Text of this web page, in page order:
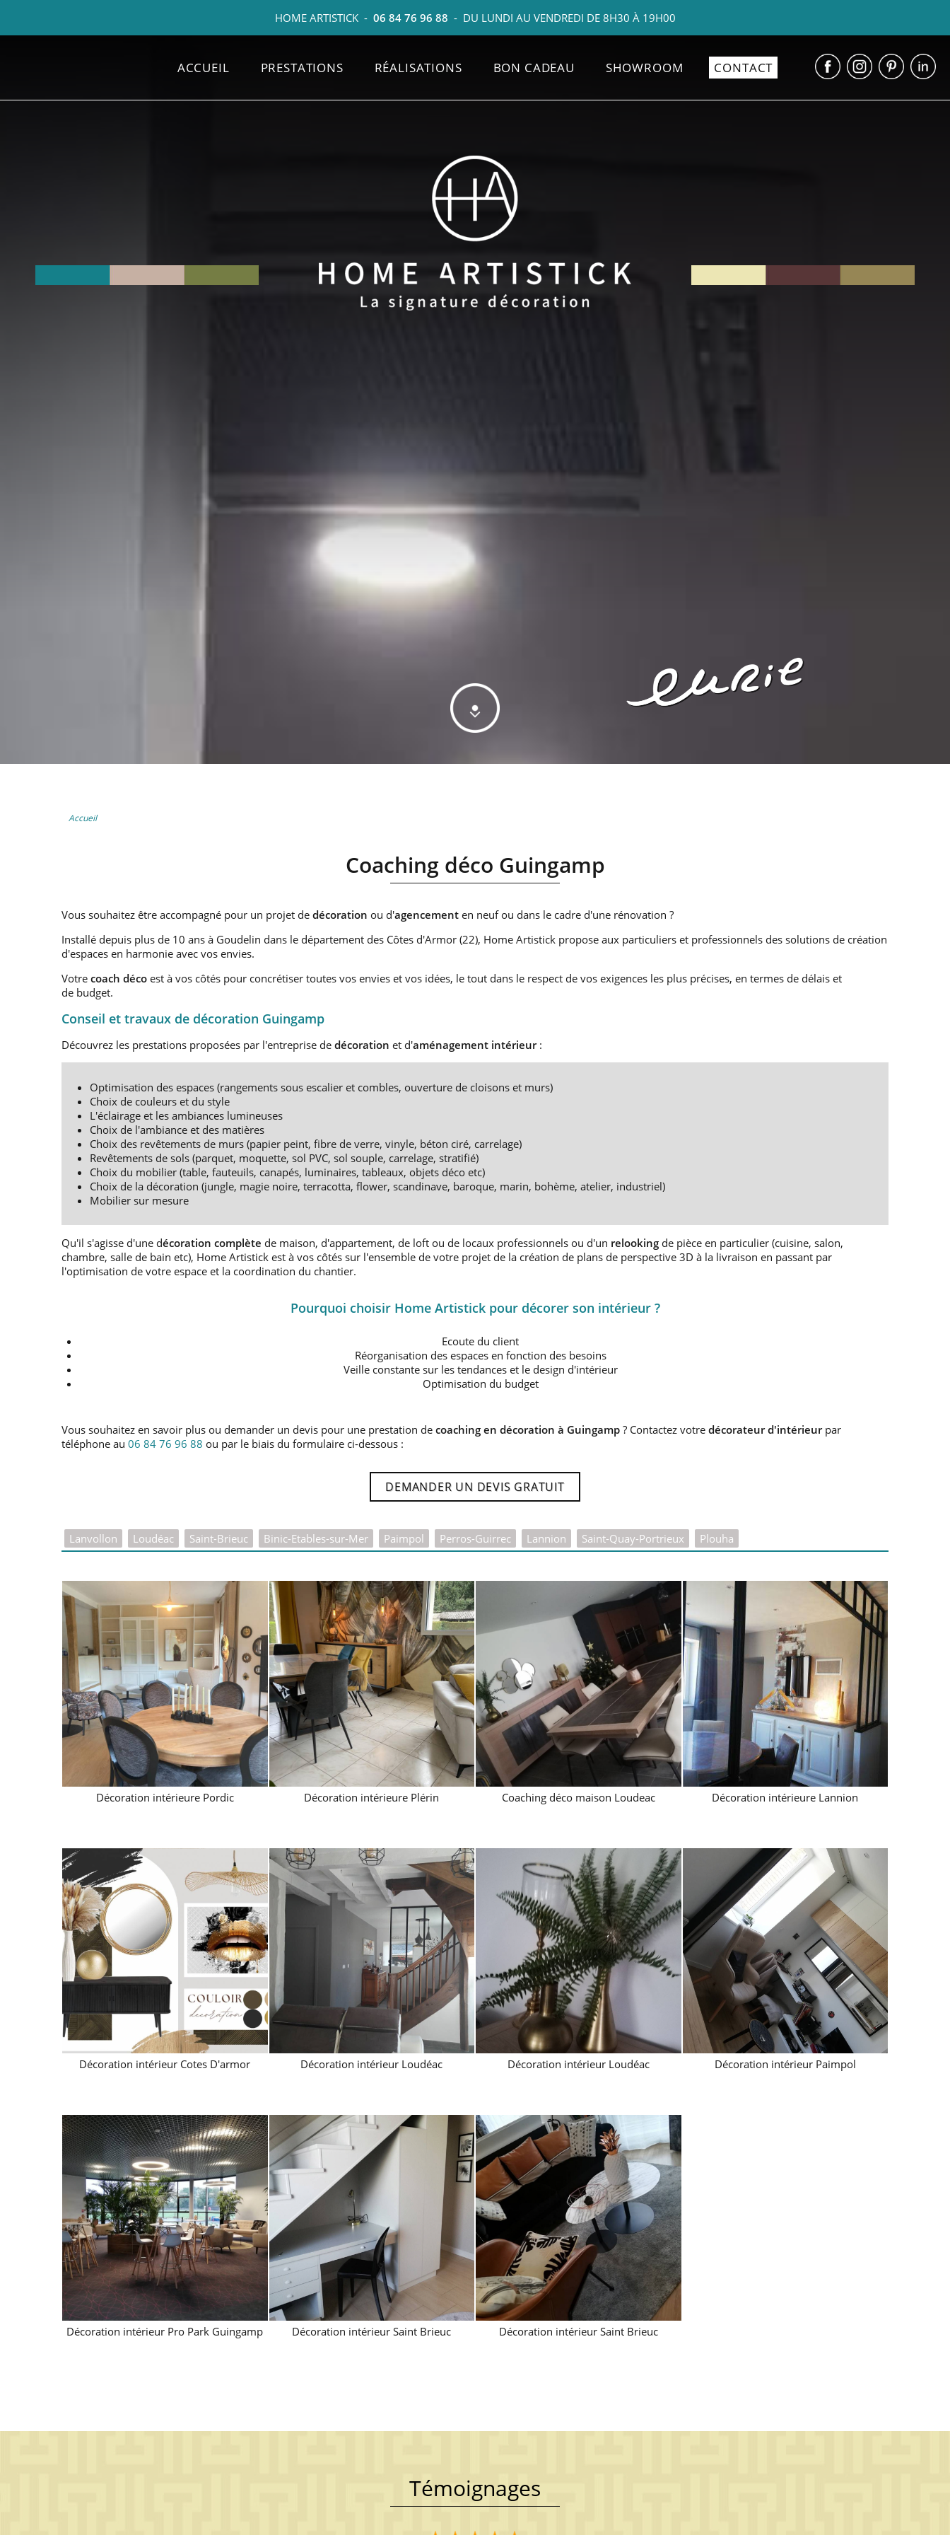
HOME ARTISTICK - 06 84 76 96 88 - DU LUNDI AU VENDREDI DE 8H30 À 19H00
ACCUEIL PRESTATIONS RÉALISATIONS BON CADEAU SHOWROOM CONTACT
Accueil
Coaching déco Guingamp
Vous souhaitez être accompagné pour un projet de décoration ou d'agencement en neuf ou dans le cadre d'une rénovation ?
Installé depuis plus de 10 ans à Goudelin dans le département des Côtes d'Armor (22), Home Artistick propose aux particuliers et professionnels des solutions de création
d'espaces en harmonie avec vos envies.
Votre coach déco est à vos côtés pour concrétiser toutes vos envies et vos idées, le tout dans le respect de vos exigences les plus précises, en termes de délais et
de budget.
Conseil et travaux de décoration Guingamp
Découvrez les prestations proposées par l'entreprise de décoration et d'aménagement intérieur:
Optimisation des espaces (rangements sous escalier et combles, ouverture de cloisons et murs)
Choix de couleurs et du style
L'éclairage et les ambiances lumineuses
Choix de l'ambiance et des matières
Choix des revêtements de murs (papier peint, fibre de verre, vinyle, béton ciré, carrelage)
Revêtements de sols (parquet, moquette, sol PVC, sol souple, carrelage, stratifié)
Choix du mobilier (table, fauteuils, canapés, luminaires, tableaux, objets déco etc)
Choix de la décoration (jungle, magie noire, terracotta, flower, scandinave, baroque, marin, bohème, atelier, industriel)
Mobilier sur mesure
Qu'il s'agisse d'une décoration complète de maison, d'appartement, de loft ou de locaux professionnels ou d'un relooking de pièce en particulier (cuisine, salon,
chambre, salle de bain etc), Home Artistick est à vos côtés sur l'ensemble de votre projet de la création de plans de perspective 3D à la livraison en passant par
l'optimisation de votre espace et la coordination du chantier.
Pourquoi choisir Home Artistick pour décorer son intérieur ?
Ecoute du client
Réorganisation des espaces en fonction des besoins
Veille constante sur les tendances et le design d'intérieur
Optimisation du budget
Vous souhaitez en savoir plus ou demander un devis pour une prestation de coaching en décoration à Guingamp ? Contactez votre décorateur d'intérieurpar
téléphone au 06 84 76 96 88 ou par le biais du formulaire ci-dessous :
DEMANDER UN DEVIS GRATUIT
Lanvollon Loudéac Saint-Brieuc Binic-Etables-sur-Mer Paimpol Perros-Guirrec Lannion Saint-Quay-Portrieux Plouha
Décoration intérieure Pordic Décoration intérieure Plérin Coaching déco maison Loudeac Décoration intérieure Lannion
Décoration intérieur Cotes D'armor Décoration intérieur Loudéac Décoration intérieur Loudéac Décoration intérieur Paimpol
Décoration intérieur Pro Park Guingamp Décoration intérieur Saint Brieuc Décoration intérieur Saint Brieuc
Témoignages